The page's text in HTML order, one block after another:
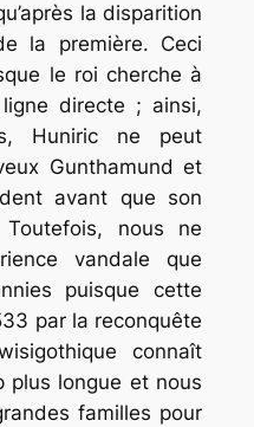
la disparition
la première. Ceci
le roi cherche à
directe ; ainsi,
Huniric ne peut
Gunthamund et
avant que son
nous ne
vandale que
puisque cette
par la reconquête
connaît
plus longue et nous
familles pour